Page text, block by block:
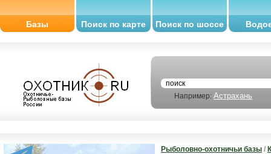
Базы Поиск по карте Поиск по шоссе
Например: Астрахань
Рыболовно-охотничьи базы /